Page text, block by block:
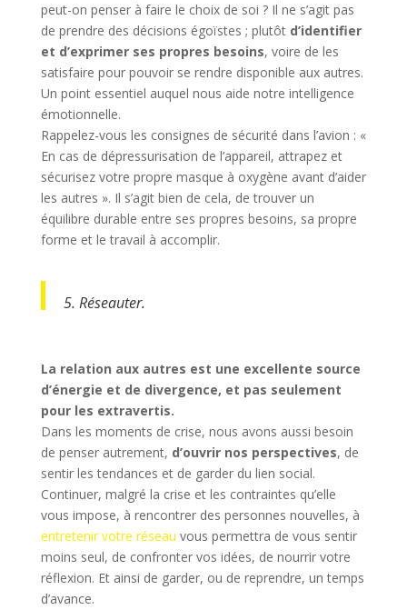
peut-on penser à faire le choix de soi ? Il ne s’agit pas
de prendre des décisions égoïstes ; plutôt d’identifier
et d’exprimer ses propres besoins, voire de les
satisfaire pour pouvoir se rendre disponible aux autres.
Un point essentiel auquel nous aide notre intelligence
émotionnelle.
Rappelez-vous les consignes de sécurité dans l’avion : «
En cas de dépressurisation de l’appareil, attrapez et
sécurisez votre propre masque à oxygène avant d’aider
les autres ». Il s’agit bien de cela, de trouver un
équilibre durable entre ses propres besoins, sa propre
forme et le travail à accomplir.
5. Réseauter.
La relation aux autres est une excellente source
d’énergie et de divergence, et pas seulement
pour les extravertis.
Dans les moments de crise, nous avons aussi besoin
de penser autrement, d’ouvrir nos perspectives, de
sentir les tendances et de garder du lien social.
Continuer, malgré la crise et les contraintes qu’elle
vous impose, à rencontrer des personnes nouvelles, à
entretenir votre réseau vous permettra de vous sentir
moins seul, de confronter vos idées, de nourrir votre
réflexion. Et ainsi de garder, ou de reprendre, un temps
d’avance.